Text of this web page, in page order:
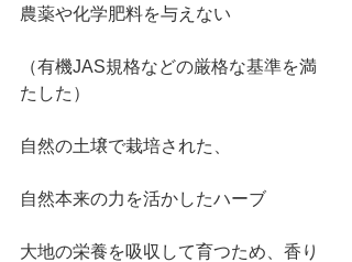
農薬や化学肥料を与えない
（有機JAS規格などの厳格な基準を満
たした）
自然の土壌で栽培された、
自然本来の力を活かしたハーブ
大地の栄養を吸収して育つため、香り